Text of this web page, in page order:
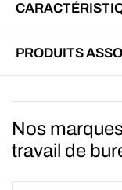
PRODUITS
Nos
travail de